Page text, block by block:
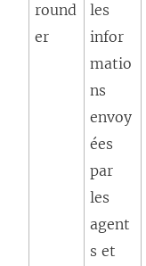
round
er
les
infor
matio
ns
envoy
ées
par
les
agent
s et